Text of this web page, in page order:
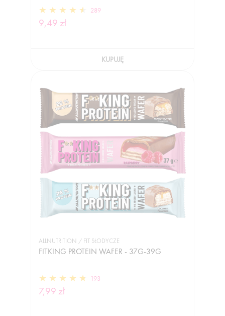
289
9,49 zł
KUPUJĘ
ALLNUTRITION / FIT SŁODYCZE
FITKING PROTEIN WAFER - 37G-39G
193
7,99 zł